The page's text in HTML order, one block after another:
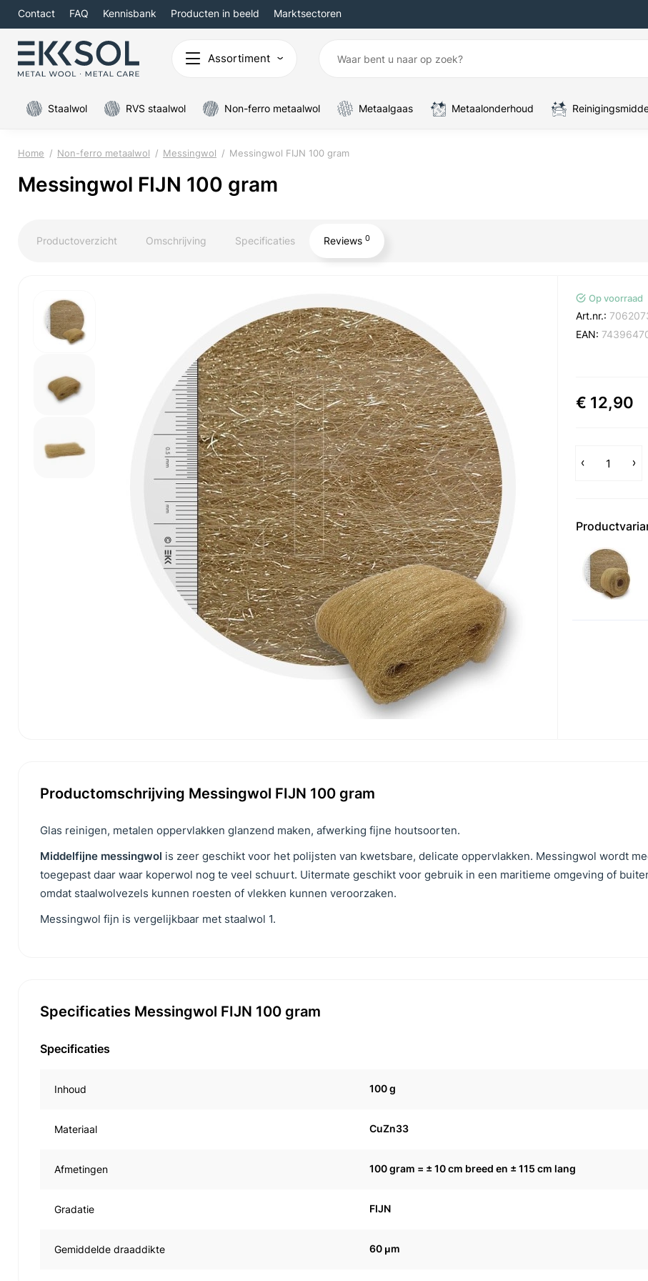
Contact FAQ Kennisbank Producten in beeld Marktsectoren
Assortiment
Staalwol RVS staalwol Non-ferro metaalwol Metaalgaas Metaalonderhoud
Home Non-ferro metaalwol Messingwol Messingwol FIJN 100 gram
Messingwol FIJN 100 gram
Productoverzicht Omschrijving Specificaties Reviews 0
Op voorraad
Art.nr.:
EAN:
€ 12,90
Productomschrijving Messingwol FIJN 100 gram
Glas reinigen, metalen oppervlakken glanzend maken, afwerking fijne houtsoorten.
Middelfijne messingwol is zeer geschikt voor het polijsten van kwetsbare, delicate oppervlakken. Messingwol wordt
toegepast daar waar koperwol nog te veel schuurt. Uitermate geschikt voor gebruik in een maritieme omgeving of
omdat staalwolvezels kunnen roesten of vlekken kunnen veroorzaken.
Messingwol fijn is vergelijkbaar met staalwol 1.
Specificaties Messingwol FIJN 100 gram
Specificaties
Inhoud 100 g
Materiaal CuZn33
Afmetingen 100 gram = ± 10 cm breed en ± 115 cm lang
Gradatie FIJN
Gemiddelde draaddikte 60 μm